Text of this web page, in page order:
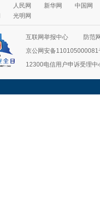
人民网 新华网
中国网
光明网
互联网举报中心
防范
京公网安备110105000081
12300电信用户申诉受理中